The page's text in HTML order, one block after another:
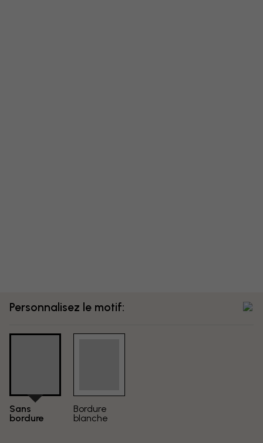
Personnalisez le motif:
Sans
bordure
Bordure
blanche